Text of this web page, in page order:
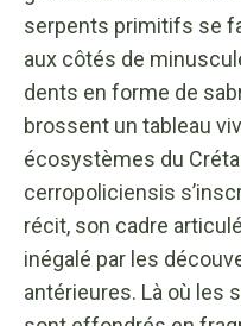
serpents primitifs se
aux côtés de
dents en forme de
brossent un tableau
écosystèmes du
cerropoliciensis
récit, son cadre
inégalé par les
antérieures. Là où les